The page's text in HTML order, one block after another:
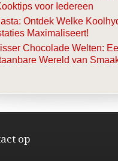
voor Iedereen
Ontdek Welke
Maximaliseert!
Chocolade Welten:
Wereld van
op